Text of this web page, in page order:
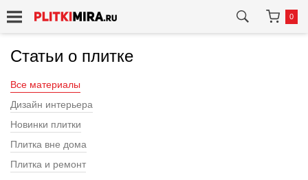
0
Статьи о плитке
Все материалы
Дизайн интерьера
Новинки плитки
Плитка вне дома
Плитка и ремонт